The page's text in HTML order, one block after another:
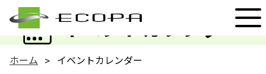
イベントカレンダー
EVENT
ホーム イベントカレンダー